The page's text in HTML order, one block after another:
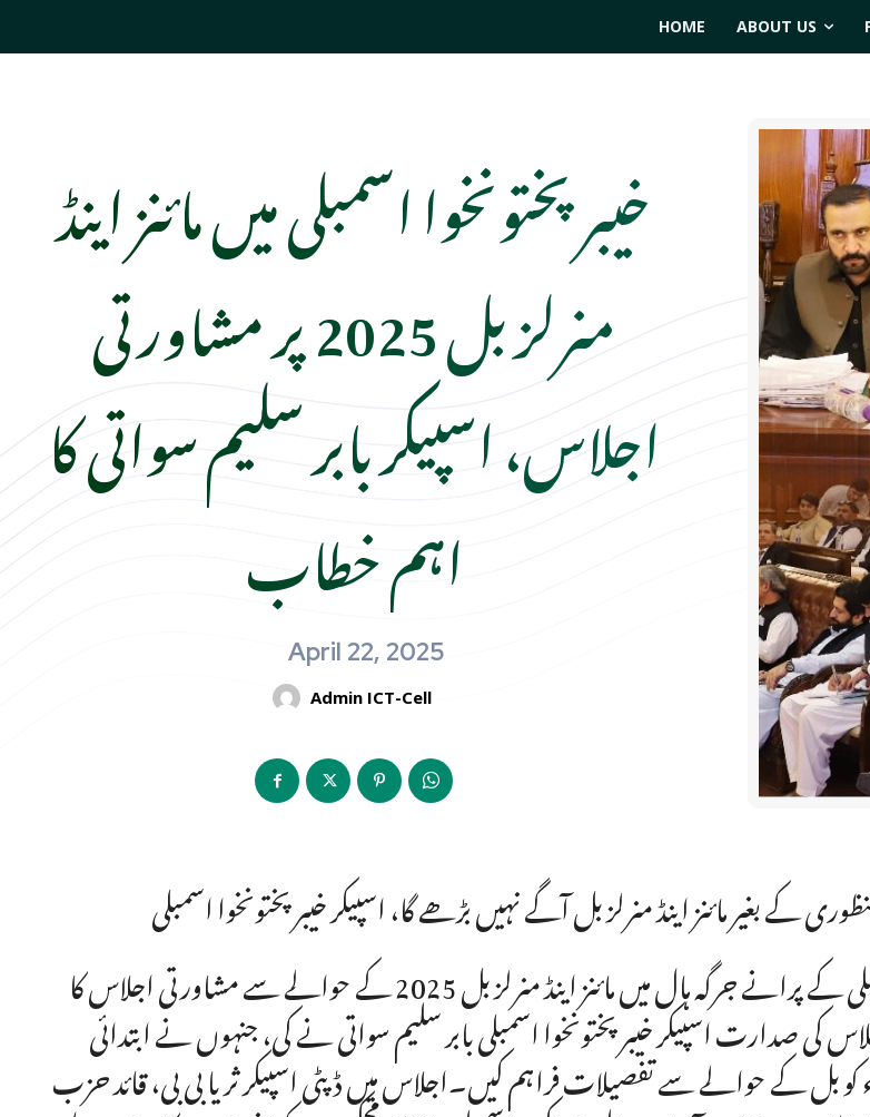
HOME ABOUT US
خیبرپختونخوا اسمبلی میں مائنز اینڈ
منرلز بل 2025 پر مشاورتی
اجلاس، اسپیکر بابر سلیم سواتی کا
اہم خطاب
April 22, 2025
Admin ICT-Cell
کے بغیر مائنز اینڈ منرلز بل آگے نہیں بڑھے گا، اسپیکر خیبرپختونخوا اسمبلی
خیبرپختونخوا اسمبلی کے پرانے جرگہ ہال میں مائنز اینڈ منرلز بل 2025 کے حوالے سے مشاورتی اجلاس کا
کی صدارت اسپیکر خیبرپختونخوا اسمبلی بابر سلیم سواتی نے کی، جنہوں نے ابتدائی
بل کے حوالے سے تفصیلات فراہم کیں۔اجلاس میں ڈپٹی اسپیکر ثریا بی بی، قائد حزب